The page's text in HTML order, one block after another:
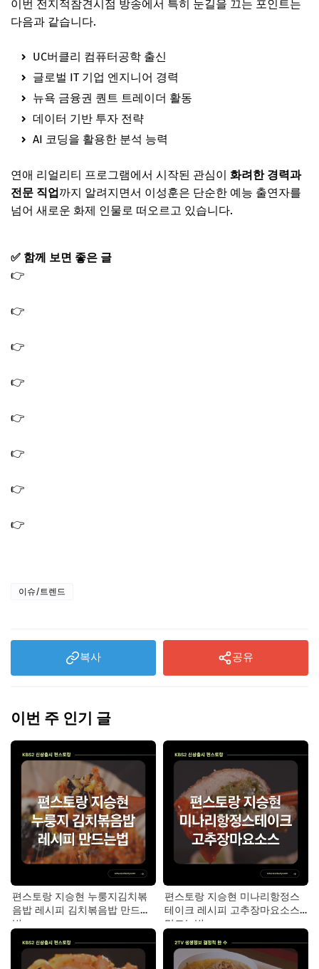
이번 전지적참견시점 방송에서 특히 눈길을 끄는 포인트는
다음과 같습니다.
UC버클리 컴퓨터공학 출신
글로벌 IT 기업 엔지니어 경력
뉴욕 금융권 퀀트 트레이더 활동
데이터 기반 투자 전략
AI 코딩을 활용한 분석 능력
연애 리얼리티 프로그램에서 시작된 관심이 화려한 경력과
전문 직업까지 알려지면서 이성훈은 단순한 예능 출연자를
넘어 새로운 화제 인물로 떠오르고 있습니다.
✅ 함께 보면 좋은 글
👉
👉
👉
👉
👉
👉
👉
👉
이슈/트렌드
복사 공유
이번 주 인기 글
편스토랑 지승현 누룽지김치볶
음밥 레시피 김치볶음밥 만드는
법
편스토랑 지승현 미나리항정스
테이크 레시피 고추장마요소스
만드는법